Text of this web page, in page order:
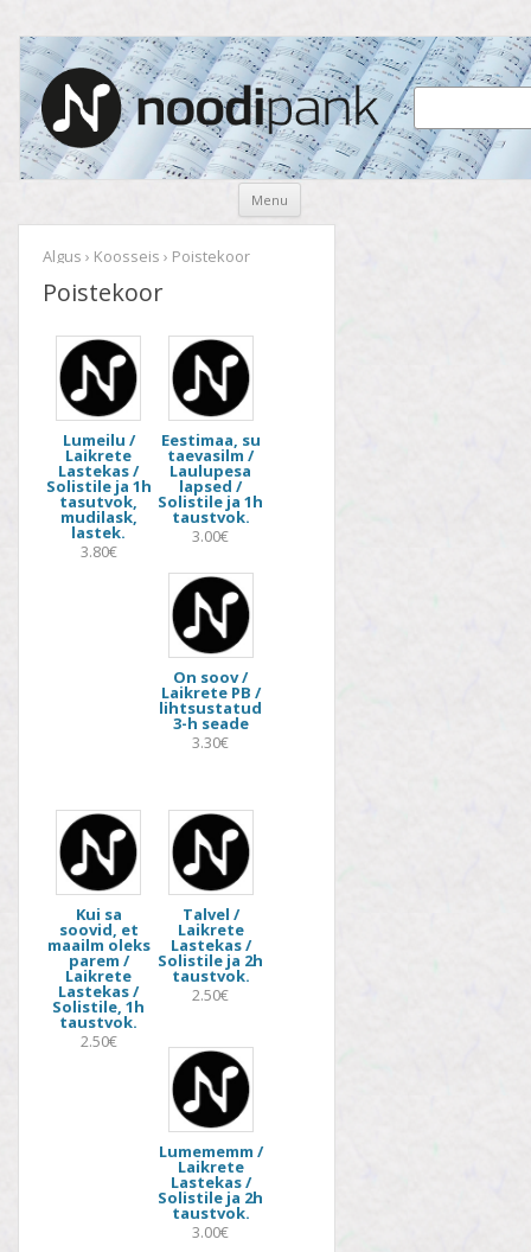
Noodipank
noodipank.ee
Menu Skip
content
Algus › Koosseis › Poistekoor
Poistekoor
Lumeilu /
Laikrete
Lastekas /
Solistile ja 1h
tasutvok,
mudilask,
lastek.
3.80€
Eestimaa, su
taevasilm /
Laulupesa
lapsed /
Solistile ja 1h
taustvok.
3.00€
On soov /
Laikrete PB /
lihtsustatud
3-h seade
3.30€
Kui sa
soovid, et
maailm oleks
parem /
Laikrete
Lastekas /
Solistile, 1h
taustvok.
2.50€
Talvel /
Laikrete
Lastekas /
Solistile ja 2h
taustvok.
2.50€
Lumememm /
Laikrete
Lastekas /
Solistile ja 2h
taustvok.
3.00€